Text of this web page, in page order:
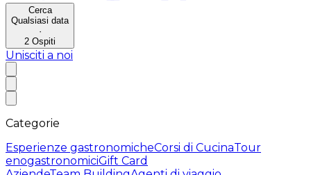
Cerca
Qualsiasi data
·
2 Ospiti
Unisciti a noi
Categorie
Esperienze gastronomicheCorsi di CucinaTour
enogastronomiciGift Card